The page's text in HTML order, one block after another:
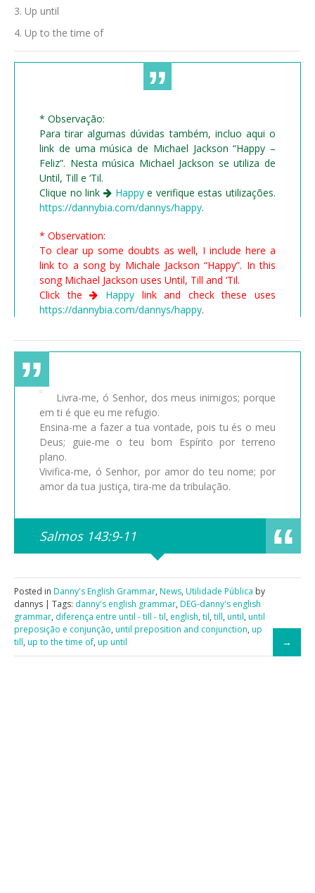
Up until
Up to the time of
* Observação:
Para tirar algumas dúvidas também, incluo aqui o
link de uma música de Michael Jackson “Happy –
Feliz”. Nesta música Michael Jackson se utiliza de
Until, Till e ‘Til.
Clique no link
Happye verifique estas utilizações.
https://dannybia.com/dannys/happy.
* Observation:
To clear up some doubts as well, I include here a
link to a song by Michale Jackson “Happy”. In this
song Michael Jackson uses Until, Till and ‘Til.
Click the
Happylink and check these uses
https://dannybia.com/dannys/happy.
Livra-me, ó Senhor, dos meus inimigos; porque
em ti é que eu me refugio.
Ensina-me a fazer a tua vontade, pois tu és o meu
Deus; guie-me o teu bom Espírito por terreno
plano.
Vivifica-me, ó Senhor, por amor do teu nome; por
amor da tua justiça, tira-me da tribulação.
Salmos 143:9-11
Posted in Danny's English Grammar, News, Utilidade Pública by
dannys | Tags: danny's english grammar, DEG-danny's english
grammar, diferença entre until - till - til, english, til, till, until, until
preposição e conjunção, until preposition and conjunction, up
till, up to the time of, up until